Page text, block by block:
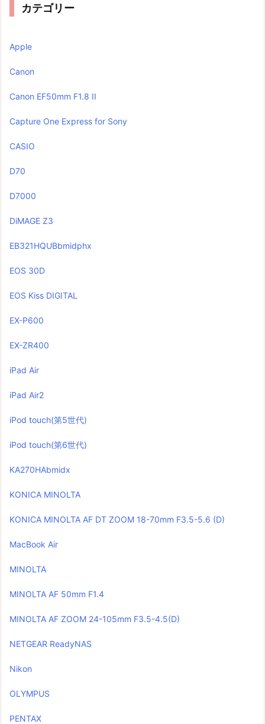
カテゴリー
Apple
Canon
Canon EF50mm F1.8 II
Capture One Express for Sony
CASIO
D70
D7000
DiMAGE Z3
EB321HQUBbmidphx
EOS 30D
EOS Kiss DIGITAL
EX-P600
EX-ZR400
iPad Air
iPad Air2
iPod touch(第5世代)
iPod touch(第6世代)
KA270HAbmidx
KONICA MINOLTA
KONICA MINOLTA AF DT ZOOM 18-70mm F3.5-5.6 (D)
MacBook Air
MINOLTA
MINOLTA AF 50mm F1.4
MINOLTA AF ZOOM 24-105mm F3.5-4.5(D)
NETGEAR ReadyNAS
Nikon
OLYMPUS
PENTAX